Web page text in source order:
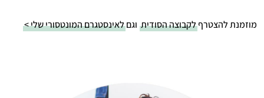
מוזמנת להצטרףלקבוצה הסודיתוגםלאינסטגרם המונטסורי שלי >